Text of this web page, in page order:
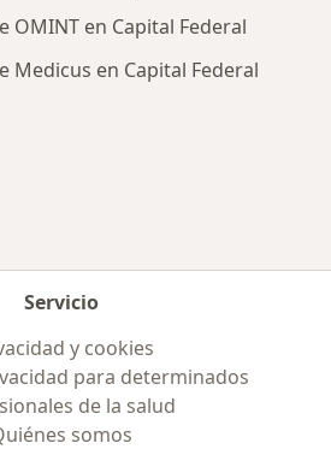
OMINT en Capital Federal
Medicus en Capital Federal
Servicio
y cookies
para determinados
de la salud
somos